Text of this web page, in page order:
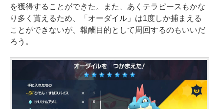
を獲得することができた。また、あくテラピースもかな
り多く貰えるため、「オーダイル」は1度しか捕まえる
ことができないが、報酬目的として周回するのもいいだ
ろう。